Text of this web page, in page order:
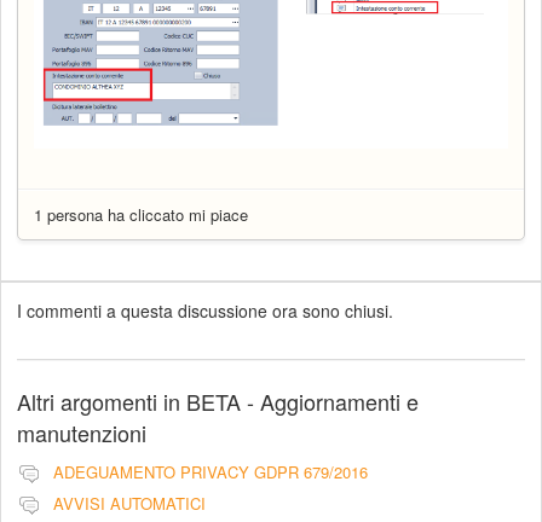
1 persona ha cliccato mi piace
I commenti a questa discussione ora sono chiusi.
Altri argomenti in BETA - Aggiornamenti e
manutenzioni
ADEGUAMENTO PRIVACY GDPR 679/2016
AVVISI AUTOMATICI